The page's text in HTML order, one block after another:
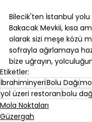
Bilecik'ten İstanbul yolu
Bakacak Mevkii, kısa
olarak sizi meşe közü
sofrayla ağırlamaya
bize uğrayın,
Etiketler:
İbrahiminyeriBolu Dağı
yol üzeri restoranbolu
Mola Noktaları
Güzergah